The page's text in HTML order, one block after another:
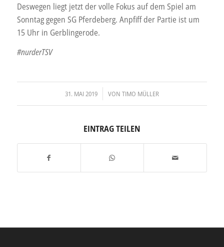
Deswegen liegt jetzt der volle Fokus auf dem Spiel am
Sonntag gegen SG Pferdeberg. Anpfiff der Partie ist um
15 Uhr in Gerblingerode.
#nurderTSV
31. MAI 2019
/ VON TIMO MÜLLER
EINTRAG TEILEN